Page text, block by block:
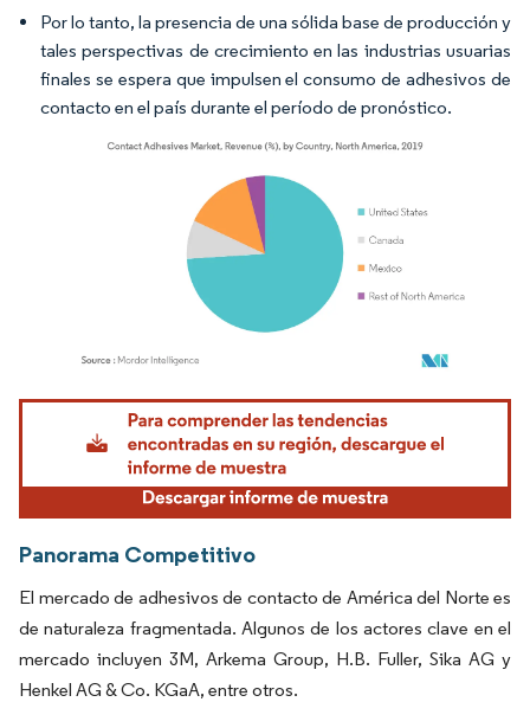
Por lo tanto, la presencia de una sólida base de producción y
tales perspectivas de crecimiento en las industrias usuarias
finales se espera que impulsen el consumo de adhesivos de
contacto en el país durante el período de pronóstico.
Imagen © Mordor Intelligence. El uso requiere atribución según CC BY 4.0.
Panorama Competitivo
El mercado de adhesivos de contacto de América del Norte es
de naturaleza fragmentada. Algunos de los actores clave en el
mercado incluyen 3M, Arkema Group, H.B. Fuller, Sika AG y
Henkel AG & Co. KGaA, entre otros.